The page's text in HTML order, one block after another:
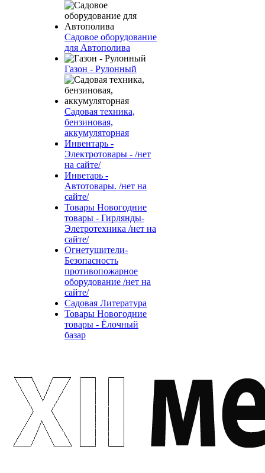
Садовое оборудование
для Автополива
Газон - Рулонный
Садовая техника,
бензиновая,
аккумуляторная
Инвентарь -
Электротовары - /нет
на сайте/
Инветарь -
Автотовары. /нет на
сайте/
Товары Новогодние
товары - Гирлянды-
Элетротехника /нет на
сайте/
Огнетушители-
Безопасность
противопожарное
оборудование /нет на
сайте/
Садовая Литература
Товары Новогодние
товары - Ёлочный
базар